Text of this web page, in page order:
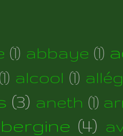
(1) abbaye (1)
alcool (1)
(3) aneth (1)
(4)